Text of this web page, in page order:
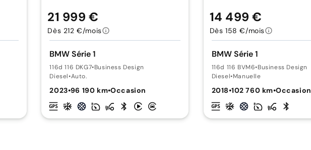
BMW Série 1
116d 116 DKG7•Business Design
Diesel•Auto.
2023•96 190 km•Occasion
21 999 €
Dès 212 €/mois
BMW Série 1
116d 116 BVM6•Business Design
Diesel•Manuelle
2018•102 760 km•Occasion
14 499 €
Dès 158 €/mois